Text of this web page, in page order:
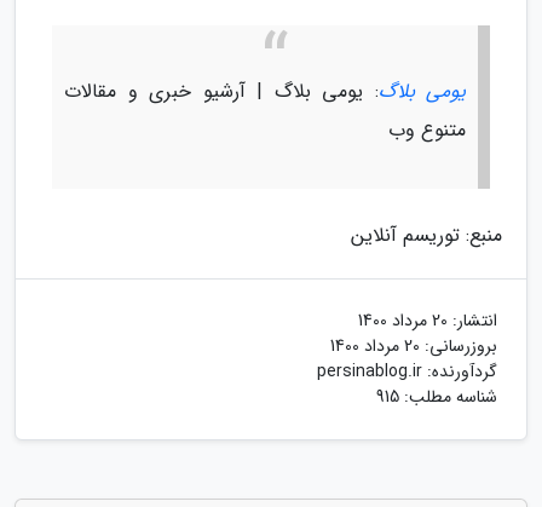
یومی بلاگ: یومی بلاگ | آرشیو خبری و مقالات
متنوع وب
منبع: توریسم آنلاین
انتشار: 20 مرداد 1400
بروزرسانی: 20 مرداد 1400
گردآورنده: persinablog.ir
شناسه مطلب: 915